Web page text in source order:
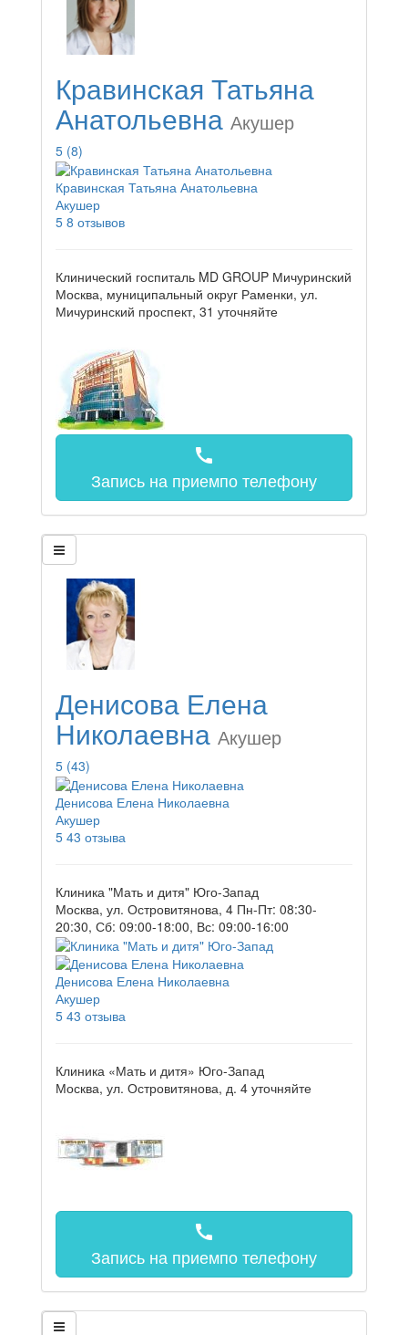
Кравинская Татьяна
Анатольевна Акушер
5 (8)
Кравинская Татьяна Анатольевна
Акушер
5 8 отзывов
Клинический госпиталь MD GROUP Мичуринский
Москва, муниципальный округ Раменки, ул.
Мичуринский проспект, 31 уточняйте
call
Запись на приемпо телефону
Денисова Елена
Николаевна Акушер
5 (43)
Денисова Елена Николаевна
Акушер
5 43 отзыва
Клиника "Мать и дитя" Юго-Запад
Москва, ул. Островитянова, 4 Пн-Пт: 08:30-
20:30, Сб: 09:00-18:00, Вс: 09:00-16:00
Денисова Елена Николаевна
Акушер
5 43 отзыва
Клиника «Мать и дитя» Юго-Запад
Москва, ул. Островитянова, д. 4 уточняйте
call
Запись на приемпо телефону